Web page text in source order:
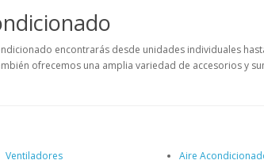
encontrarás desde unidades individuales
ofrecemos una amplia variedad de accesorios y
Ventiladores
Aire